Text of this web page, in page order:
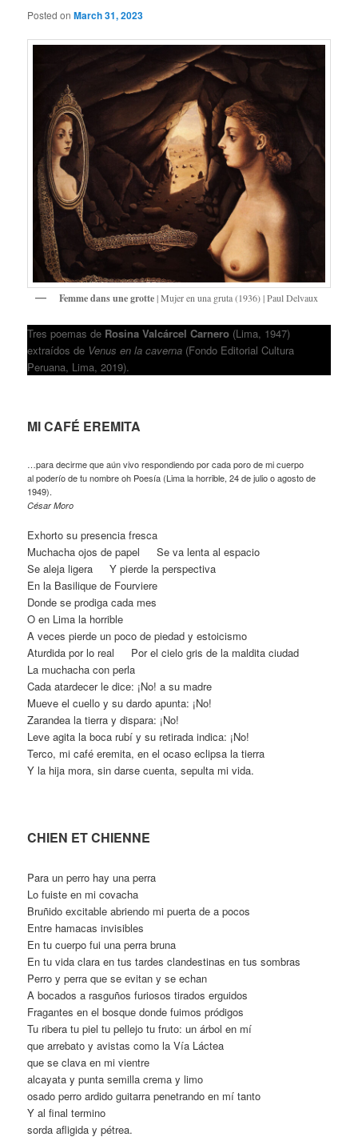
Posted onMarch 31, 2023
Femme dans une grotte| Mujer en una gruta (1936) | Paul Delvaux
Tres poemas de Rosina Valcárcel Carnero (Lima, 1947)
extraídos de Venus en la caverna (Fondo Editorial Cultura
Peruana, Lima, 2019).
MI CAFÉ EREMITA
…para decirme que aún vivo respondiendo por cada poro de mi cuerpo
al poderío de tu nombre oh Poesía (Lima la horrible, 24 de julio o agosto de
1949).
César Moro
Exhorto su presencia fresca
Muchacha ojos de papel
Se va lenta al espacio
Se aleja ligera
Y pierde la perspectiva
En la Basilique de Fourviere
Donde se prodiga cada mes
O en Lima la horrible
A veces pierde un poco de piedad y estoicismo
Aturdida por lo real
Por el cielo gris de la maldita ciudad
La muchacha con perla
Cada atardecer le dice: ¡No! a su madre
Mueve el cuello y su dardo apunta: ¡No!
Zarandea la tierra y dispara: ¡No!
Leve agita la boca rubí y su retirada indica: ¡No!
Terco, mi café eremita, en el ocaso eclipsa la tierra
Y la hija mora, sin darse cuenta, sepulta mi vida.
CHIEN ET CHIENNE
Para un perro hay una perra
Lo fuiste en mi covacha
Bruñido excitable abriendo mi puerta de a pocos
Entre hamacas invisibles
En tu cuerpo fui una perra bruna
En tu vida clara en tus tardes clandestinas en tus sombras
Perro y perra que se evitan y se echan
A bocados a rasguños furiosos tirados erguidos
Fragantes en el bosque donde fuimos pródigos
Tu ribera tu piel tu pellejo tu fruto: un árbol en mí
que arrebato y avistas como la Vía Láctea
que se clava en mi vientre
alcayata y punta semilla crema y limo
osado perro ardido guitarra penetrando en mí tanto
Y al final termino
sorda afligida y pétrea.